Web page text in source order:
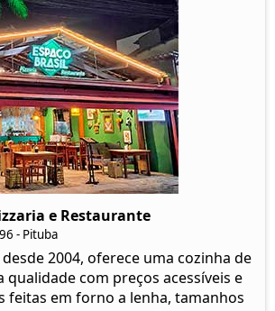
e Restaurante
- Pituba
desde 2004, oferece uma cozinha de
qualidade com preços acessíveis e
feitas em forno a lenha, tamanhos